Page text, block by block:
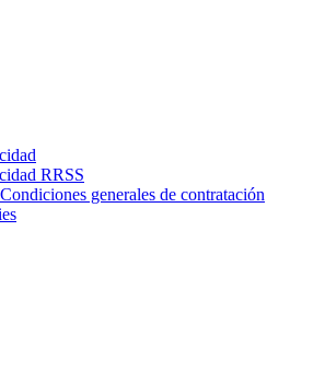
RRSS
generales de contratación